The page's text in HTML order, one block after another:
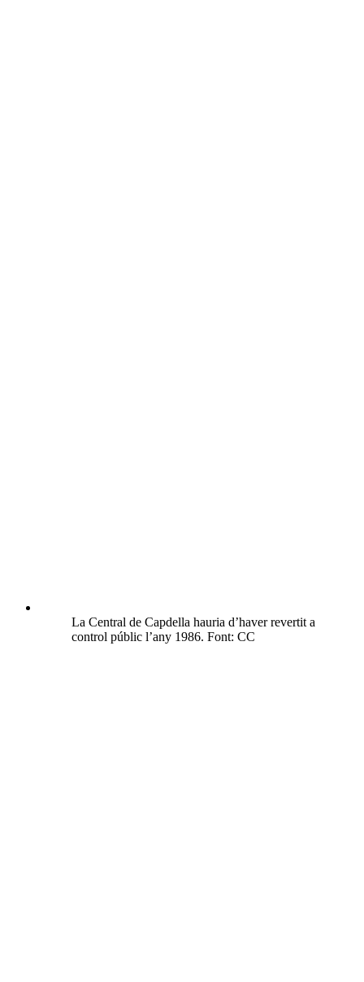
La Central de Capdella hauria d’haver revertit a
control públic l’any 1986. Font: CC